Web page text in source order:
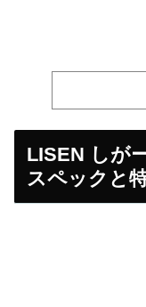
LISEN しが
スペックと